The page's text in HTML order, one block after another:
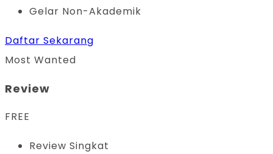
Gelar Non-Akademik
Daftar Sekarang
Most Wanted
Review
FREE
Review Singkat